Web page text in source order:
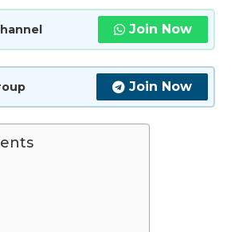
Join Now
Join Now